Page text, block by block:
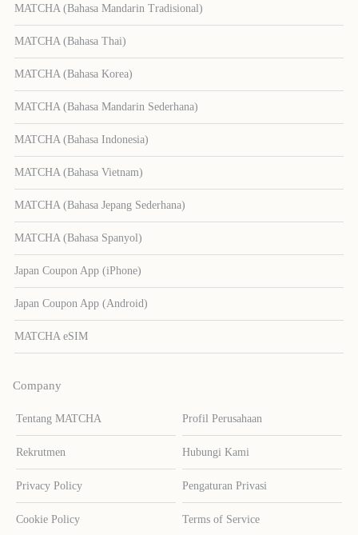
MATCHA (Bahasa Mandarin Tradisional)
MATCHA (Bahasa Thai)
MATCHA (Bahasa Korea)
MATCHA (Bahasa Mandarin Sederhana)
MATCHA (Bahasa Indonesia)
MATCHA (Bahasa Vietnam)
MATCHA (Bahasa Jepang Sederhana)
MATCHA (Bahasa Spanyol)
Japan Coupon App (iPhone)
Japan Coupon App (Android)
MATCHA eSIM
Company
Tentang MATCHA Profil Perusahaan
Rekrutmen Hubungi Kami
Privacy Policy Pengaturan Privasi
Cookie Policy Terms of Service